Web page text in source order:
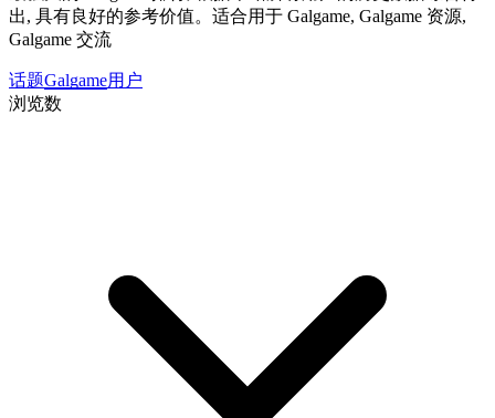
出, 具有良好的参考价值。适合用于 Galgame, Galgame 资源,
Galgame 交流
话题Galgame用户
浏览数